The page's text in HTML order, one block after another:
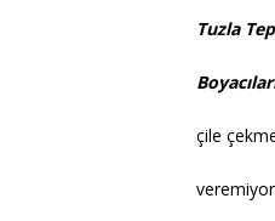
Tuzla
çile